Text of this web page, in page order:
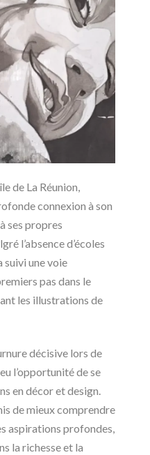
de La Réunion,
connexion à son
ses propres
l’absence d’écoles
suivi une voie
pas dans le
les illustrations de
décisive lors de
l’opportunité de se
en décor et design.
de mieux comprendre
aspirations profondes,
la richesse et la